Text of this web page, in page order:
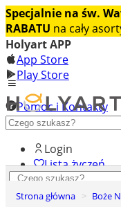
Specjalnie na św.
RABATU na cały
Holyart APP
App Store
Play Store
Pomoc i Kontakty
+48 222 922 860
Login
Lista życzeń
0
Koszyk
Strona główna Boże